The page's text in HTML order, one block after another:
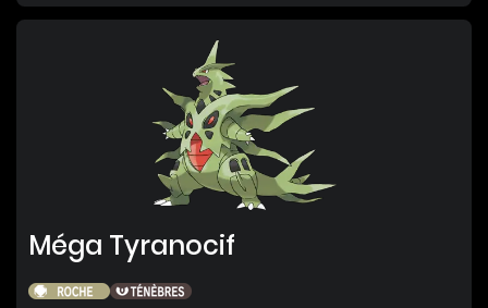
Méga Tyranocif
Roche Ténèbres